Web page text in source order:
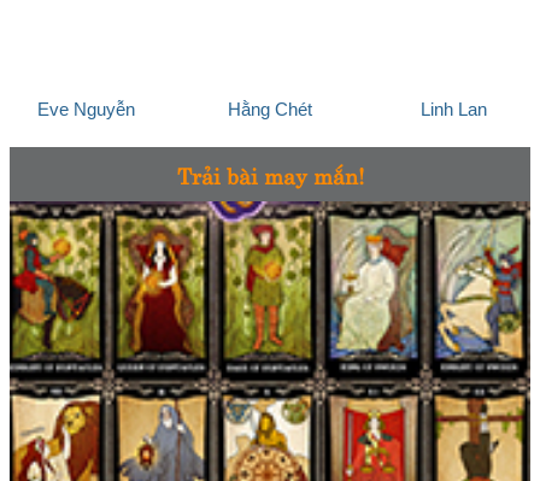
Eve Nguyễn Hằng Chét Linh Lan
Trải bài may mắn!